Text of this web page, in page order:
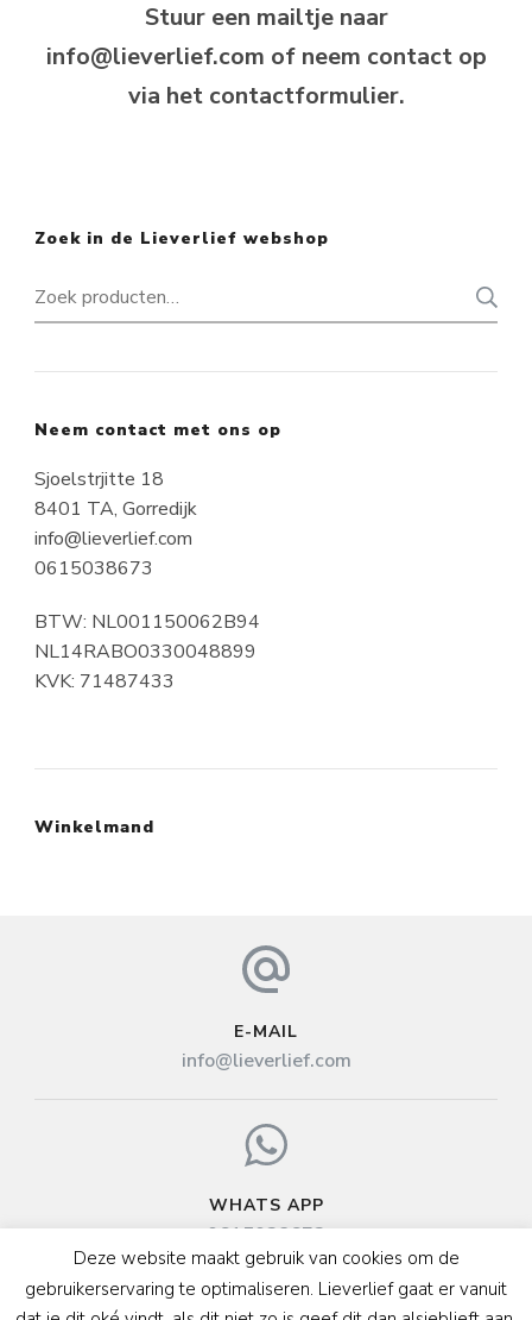
Stuur een mailtje naar
info@lieverlief.com of neem contact op
via het contactformulier.
Zoek in de Lieverlief webshop
Zoeken
naar:
Neem contact met ons op
Sjoelstrjitte 18
8401 TA, Gorredijk
info@lieverlief.com
0615038673
BTW: NL001150062B94
NL14RABO0330048899
KVK: 71487433
Winkelmand
E-MAIL
info@lieverlief.com
WHATS APP
0615038673
Deze website maakt gebruik van cookies om de
gebruikerservaring te optimaliseren. Lieverlief gaat er vanuit